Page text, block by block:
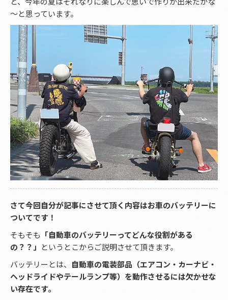
～と思っています。
さて今回自分が記事にさせて頂く内容はお車のバッテリーに
ついてです！
そもそも 「自動車のバッテリーってどんな役割がある
の？？」 というとこからご説明させて頂きます。
バッテリーとは、 自動車の電装部品（エアコン・カーナビ・
ヘッドライドやテールランプ等）を動作させるには欠かせな
い存在です。